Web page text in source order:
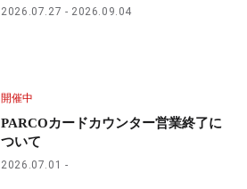
2026.07.27 2026.09.04
開催中
PARCOカードカウンター営業終了に
ついて
2026.07.01